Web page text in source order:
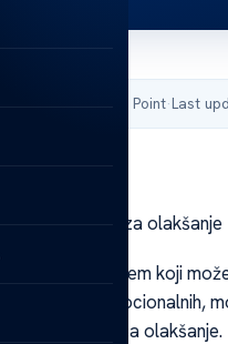
Acibadem Health Point·Last
tretmani za olakšanje
je čest problem koji
fizičkih do emocionalnih,
metode za olakšanje.